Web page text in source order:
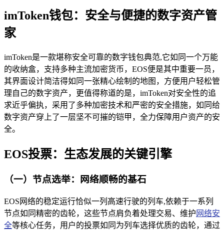
imToken钱包：安全与便捷的数字资产管
家
imToken是一款堪称安全可靠的数字钱包典范,它如同一个万能
的收纳盒，支持多种主流加密货币，EOS便是其中重要一员，
其界面设计简洁得如同一张精心绘制的地图，方便用户轻松管
理自己的数字资产，更值得称道的是，imToken对安全性的追
求近乎偏执，采用了多种加密技术和严密的安全措施，如同给
数字资产穿上了一层坚不可摧的铠甲，全力保障用户资产的安
全。
EOS投票：生态发展的关键引擎
（一）节点选举：网络顺畅的基石
EOS网络的稳定运行恰似一列高速行驶的列车,依赖于一系列
节点如同精密的齿轮，这些节点肩负着处理交易、维护 网络安
全等核心任务，用户的投票如同为列车选择优质的齿轮，通过